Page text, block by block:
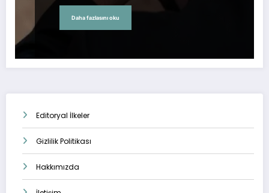
Daha fazlasını oku
Editoryal İlkeler
Gizlilik Politikası
Hakkımızda